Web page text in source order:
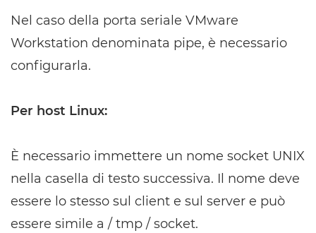
Nel caso della porta seriale VMware
Workstation denominata pipe, è necessario
configurarla.
Per host Linux:
È necessario immettere un nome socket UNIX
nella casella di testo successiva. Il nome deve
essere lo stesso sul client e sul server e può
essere simile a / tmp / socket.